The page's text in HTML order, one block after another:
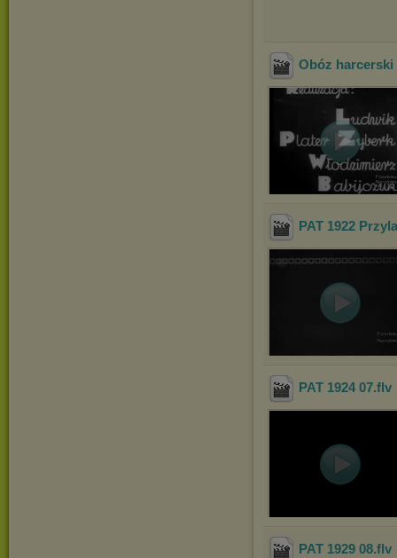
Obóz harcerski
PAT 1922
PAT 1924 07.flv
PAT 1929 08.flv